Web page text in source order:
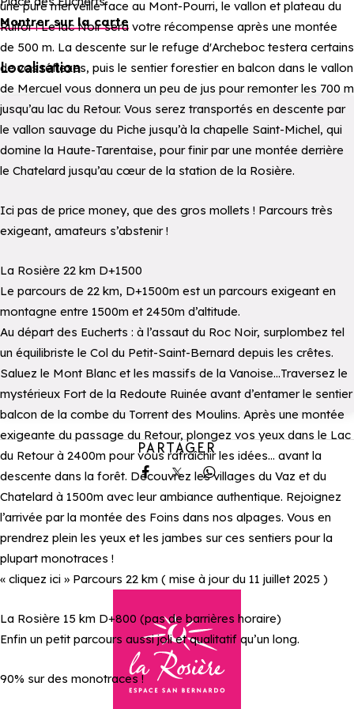
une pure merveille face au Mont-Pourri, le vallon et plateau du
Ruitor ! Le lac Noir sera votre récompense après une montée
de 500 m. La descente sur le refuge d'Archeboc testera certains
de vos réflexes, puis le sentier forestier en balcon dans le vallon
de Mercuel vous donnera un peu de jus pour remonter les 700 m
jusqu’au lac du Retour. Vous serez transportés en descente par
le vallon sauvage du Piche jusqu’à la chapelle Saint-Michel, qui
domine la Haute-Tarentaise, pour finir par une montée derrière
le Chatelard jusqu’au cœur de la station de la Rosière.
Ici pas de price money, que des gros mollets ! Parcours très
exigeant, amateurs s’abstenir !
La Rosière 22 km D+1500
Le parcours de 22 km, D+1500m est un parcours exigeant en
montagne entre 1500m et 2450m d’altitude.
Au départ des Eucherts : à l’assaut du Roc Noir, surplombez tel
un équilibriste le Col du Petit-Saint-Bernard depuis les crêtes.
Saluez le Mont Blanc et les massifs de la Vanoise…Traversez le
mystérieux Fort de la Redoute Ruinée avant d’entamer le sentier
balcon de la combe du Torrent des Moulins. Après une montée
exigeante du passage du Retour, plongez vos yeux dans le Lac
du Retour à 2400m pour vous rafraîchir les idées… avant la
descente dans la forêt. Découvrez les villages du Vaz et du
Chatelard à 1500m avec leur ambiance authentique. Rejoignez
l’arrivée par la montée des Foins dans nos alpages. Vous en
prendrez plein les yeux et les jambes sur ces sentiers pour la
plupart monotraces !
« cliquez ici » Parcours 22 km ( mise à jour du 11 juillet 2025 )
La Rosière 15 km D+800 (pas de barrières horaire)
Enfin un petit parcours aussi joli et qualitatif qu’un long.
90% sur des monotraces !
Montrer sur la carte
Localisation
PARTAGER
Partager sur Facebook
Partager sur X
Partager sur